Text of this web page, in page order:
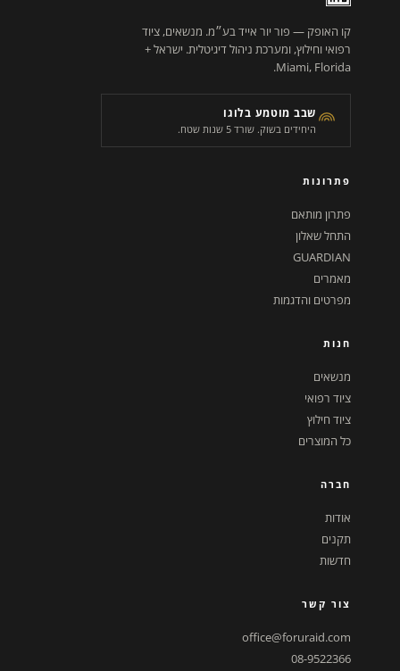
קו האופק — פור יור אייד בע״מ. מנשאים, ציוד
רפואי וחילוץ, ומערכת ניהול דיגיטלית. ישראל +
Miami, Florida.
שבב מוטמע בלוגו
היחידים בשוק. שורד 5 שנות שטח.
פתרונות
פתרון מותאם
התחל שאלון
GUARDIAN
מאמרים
מפרטים והדגמות
חנות
מנשאים
ציוד רפואי
ציוד חילוץ
כל המוצרים
חברה
אודות
תקנים
חדשות
צור קשר
office@foruraid.com
08-9522366